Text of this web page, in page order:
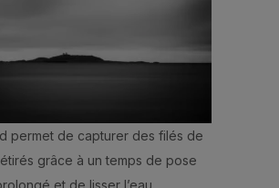
permet de capturer des filés de
grâce à un temps de pose
et de lisser l’eau.